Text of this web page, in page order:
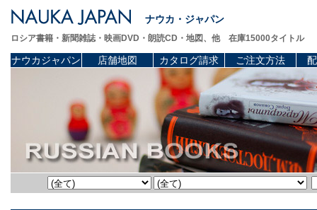
ナウカ・ジャパン
ロシア書籍・新聞雑誌・映画DVD・朗読CD・地図、他 在庫15000タイトル
ナウカジャパン 店舗地図 カタログ請求 ご注文方法